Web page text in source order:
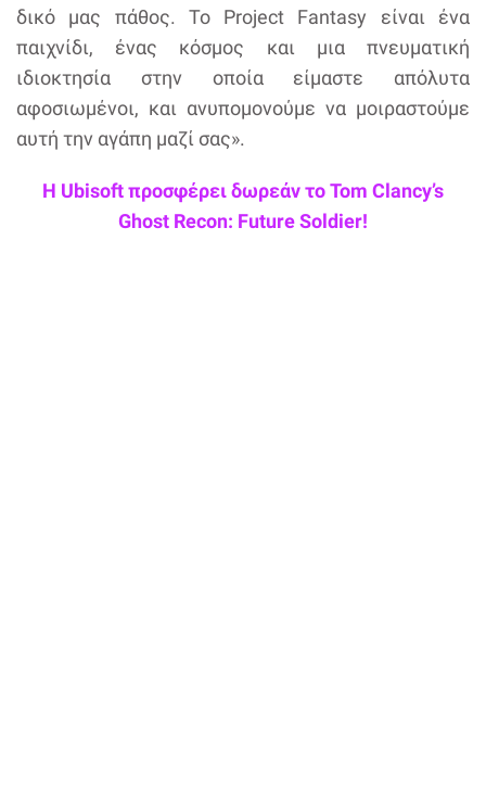
δικό μας πάθος. Το Project Fantasy είναι ένα
παιχνίδι, ένας κόσμος και μια πνευματική
ιδιοκτησία στην οποία είμαστε απόλυτα
αφοσιωμένοι, και ανυπομονούμε να μοιραστούμε
αυτή την αγάπη μαζί σας».
Η Ubisoft προσφέρει δωρεάν το Tom Clancy’s
Ghost Recon: Future Soldier!